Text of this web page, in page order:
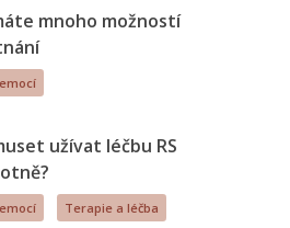
mnoho možností
užívat léčbu RS
Terapie a léčba